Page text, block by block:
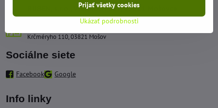
RUBEN, s​.r​.o​., Vidrmoch 137, 03821 Mošovce
Sklad - Odberné miesto
Krčméryho 110, 03821 Mošov
Sociálne siete
Facebook Google
Info linky
Ukázať podrobnosti
Prijať všetky cookies